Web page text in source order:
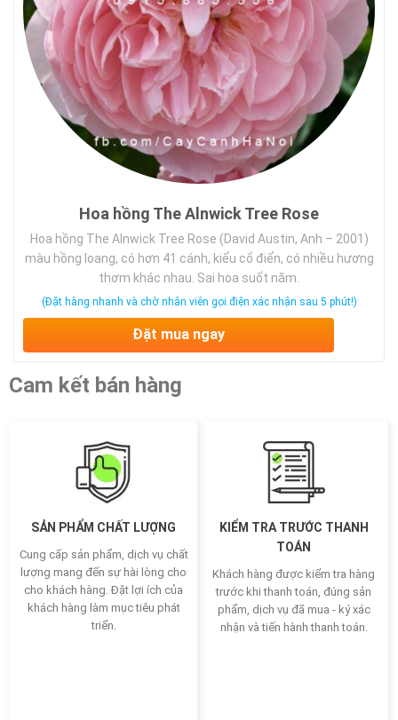
Hoa hồng The Alnwick Tree Rose
Hoa hồng The Alnwick Tree Rose (David Austin, Anh – 2001)
màu hồng loang, có hơn 41 cánh, kiểu cổ điển, có nhiều hương
thơm khác nhau. Sai hoa suốt năm.
(Đặt hàng nhanh và chờ nhân viên gọi điện xác nhận sau 5 phút!)
Đặt mua ngay
Cam kết bán hàng
SẢN PHẨM CHẤT LƯỢNG
Cung cấp sản phẩm, dịch vụ chất
lượng mang đến sự hài lòng cho
cho khách hàng. Đặt lợi ích của
khách hàng làm mục tiêu phát
triển.
KIỂM TRA TRƯỚC THANH
TOÁN
Khách hàng được kiểm tra hàng
trước khi thanh toán, đúng sản
phẩm, dịch vụ đã mua - ký xác
nhận và tiến hành thanh toán.